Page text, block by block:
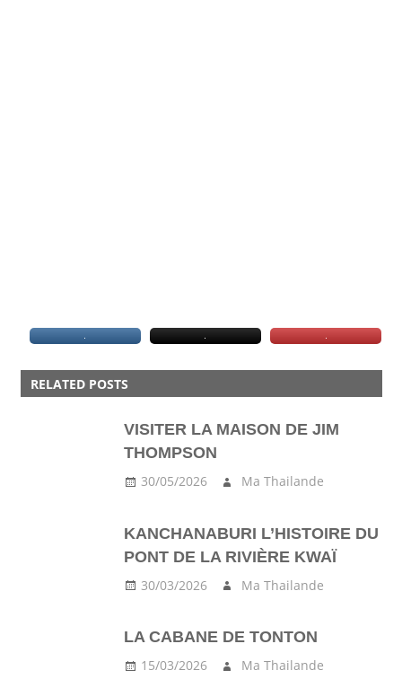
MAI
RELATED POSTS
VISITER LA MAISON DE JIM
THOMPSON
30/05/2026 Ma Thailande
KANCHANABURI L’HISTOIRE DU
PONT DE LA RIVIÈRE KWAÏ
30/03/2026 Ma Thailande
LA CABANE DE TONTON
15/03/2026 Ma Thailande